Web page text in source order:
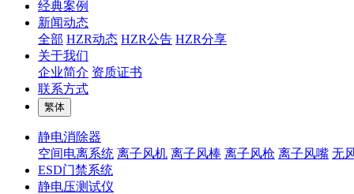
经典案例
新闻动态
全部 HZR动态 HZR公告 HZR分享
关于我们
企业简介 资质证书
联系方式
繁体
静电消除器
空间电离系统 离子风机 离子风棒 离子风枪 离子风嘴 无
ESD门禁系统
静电压测试仪